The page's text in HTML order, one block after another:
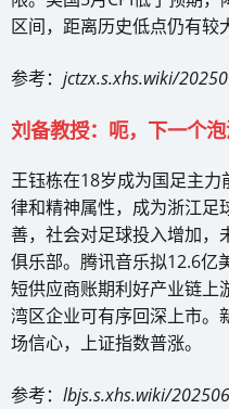
区间，距离历史低点仍有较
参考： jctzx.s.xhs.wiki/
刘备教授：呃，下一个
王钰栋在18岁成为国足主
律和精神属性，成为浙江足
善，社会对足球投入增加，
俱乐部。腾讯音乐拟12.6亿
短供应商账期利好产业链上
湾区企业可有序回深上市。
场信心，上证指数普涨。
参考： lbjs.s.xhs.wiki/